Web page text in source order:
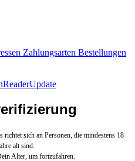
Zahlungsarten Bestellungen
richtet sich an Personen, die mindestens 18
alt sind.
Alter, um fortzufahren.